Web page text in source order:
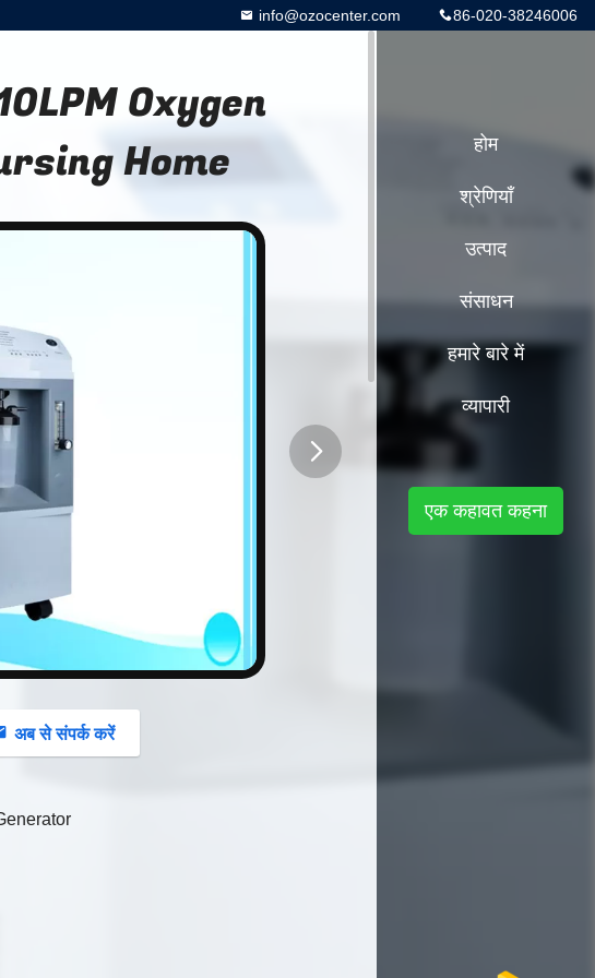
86-020-38246006
info@ozocenter.com
Oxygen
Home
अब से संपर्क करें
होम
श्रेणियाँ
उत्पाद
संसाधन
हमारे बारे में
व्यापारी
एक कहावत कहना